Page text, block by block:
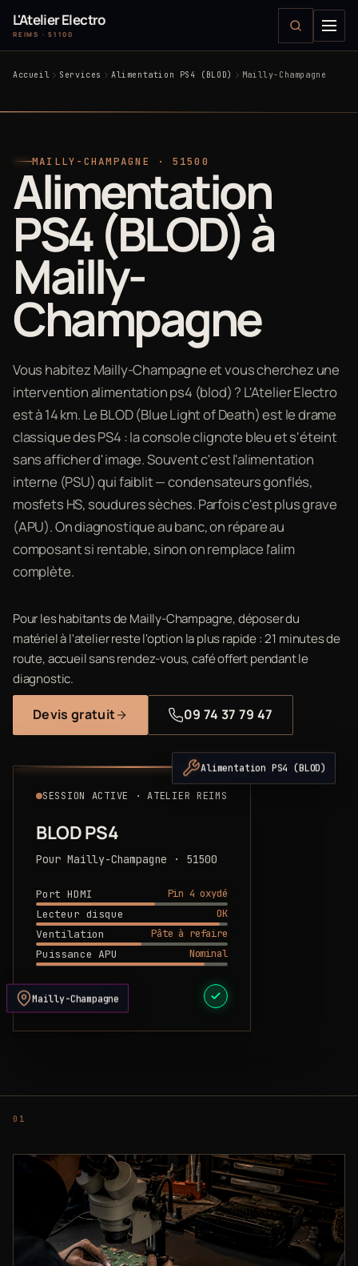
L'Atelier Electro
REIMS · 51100
Accueil Services Alimentation PS4 (BLOD) Mailly-Champagne
MAILLY-CHAMPAGNE · 51500
Alimentation
PS4 (BLOD) à
Mailly-
Champagne
Vous habitez Mailly-Champagne et vous cherchez une
intervention alimentation ps4 (blod) ? L'Atelier Electro
est à 14 km. Le BLOD (Blue Light of Death) est le drame
classique des PS4 : la console clignote bleu et s'éteint
sans afficher d'image. Souvent c'est l'alimentation
interne (PSU) qui faiblit — condensateurs gonflés,
mosfets HS, soudures sèches. Parfois c'est plus grave
(APU). On diagnostique au banc, on répare au
composant si rentable, sinon on remplace l'alim
complète.
Pour les habitants de Mailly-Champagne, déposer du
matériel à l'atelier reste l'option la plus rapide : 21 minutes de
route, accueil sans rendez-vous, café offert pendant le
diagnostic.
Devis gratuit 09 74 37 79 47
SESSION ACTIVE · ATELIER REIMS
BLOD PS4
Pour Mailly-Champagne · 51500
Port HDMI
Pin 4 oxydé
Lecteur disque
OK
Ventilation
Pâte à refaire
Puissance APU
Nominal
DEVIS PRÊT
Alimentation PS4 (BLOD)
Mailly-Champagne